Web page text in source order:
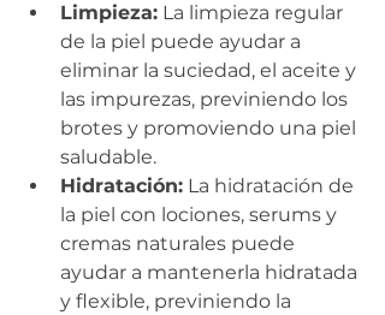
Limpieza: La limpieza regular
de la piel puede ayudar a
eliminar la suciedad, el aceite y
las impurezas, previniendo los
brotes y promoviendo una piel
saludable.
Hidratación: La hidratación de
la piel con lociones, serums y
cremas naturales puede
ayudar a mantenerla hidratada
y flexible, previniendo la